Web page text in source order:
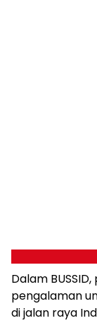
Dalam
pengalaman
di jalan raya